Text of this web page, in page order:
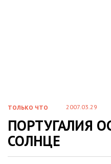
ТОЛЬКО ЧТО 2007.03.29
ПОРТУГАЛИЯ
СОЛНЦЕ